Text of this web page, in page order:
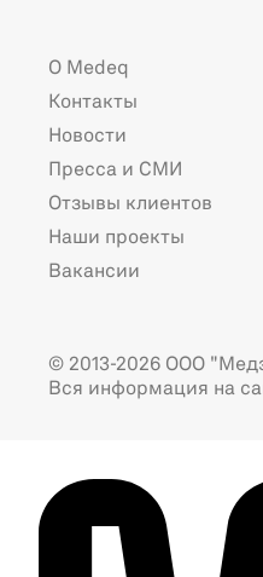
О Medeq
Контакты
Новости
Пресса и СМИ
Отзывы клиентов
Наши проекты
Вакансии
© 2013-2026 ООО
Вся информация на